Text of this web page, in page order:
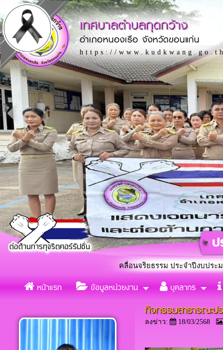
เทศบาลตำบลกุดกว้าง
อำเภอหนองเรือ จังหวัดขอนแก่น
https://
« แต่งตั้งคณะทำงานขับเคลื่อน
ลกุดกว้าง ร่วมใจขับเคลื่อนจริยธรรม ประจำปีงบประมาณ 2569 โด
หน้าแรก ข้อมูลหน่วยงาน บุคลากร
กิจกรรมสาธารณะป
ลงข่าว: 18/03/2568